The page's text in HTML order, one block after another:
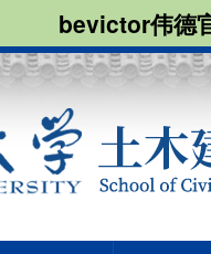
bevictor伟德